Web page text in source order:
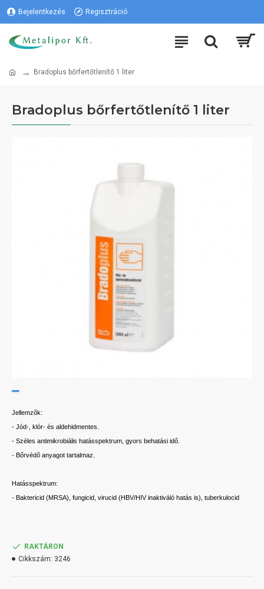
Bejelentkezés Regisztráció
Bradoplus bőrfertőtlenítő 1 liter
Bradoplus bőrfertőtlenítő 1 liter
Jellemzők:
- Jód-, klór- és aldehidmentes.
- Széles antimikrobiális hatásspektrum, gyors behatási idő.
- Bőrvédő anyagot tartalmaz.
Hatásspektrum:
- Baktericid (MRSA), fungicid, virucid (HBV/HIV inaktiváló hatás is), tuberkulocid
RAKTÁRON
Cikkszám: 3246